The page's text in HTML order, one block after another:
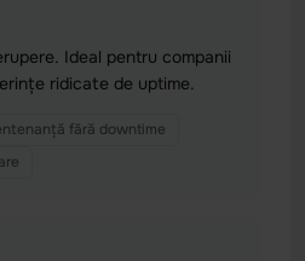
Ideal pentru companii
ridicate de uptime.
fără downtime